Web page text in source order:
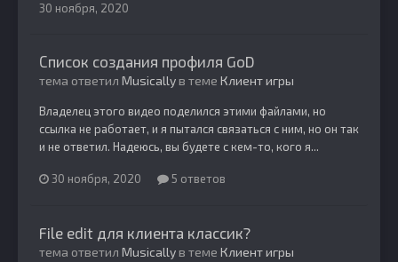
30 ноября, 2020
Список создания профиля GoD
тема ответил Musicallyв теме Клиент игры
Владелец этого видео поделился этими файлами, но
ссылка не работает, и я пытался связаться с ним, но он так
и не ответил. Надеюсь, вы будете с кем-то, кого я...
30 ноября, 2020 5 ответов
File edit для клиента классик?
тема ответил Musicallyв теме Клиент игры